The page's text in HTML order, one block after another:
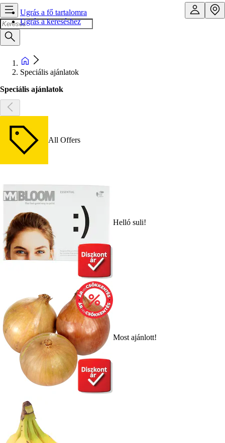
Ugrás a fő tartalomra
Ugrás a kereséshez
Speciális ajánlatok
Speciális ajánlatok
All Offers
Helló suli!
Most ajánlott!